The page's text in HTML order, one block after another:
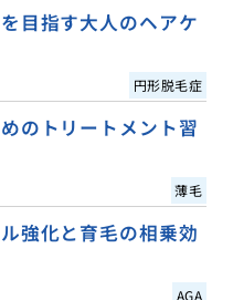
目指す大人のヘアケ
円形脱毛症
のトリートメント習
薄毛
強化と育毛の相乗効
AGA